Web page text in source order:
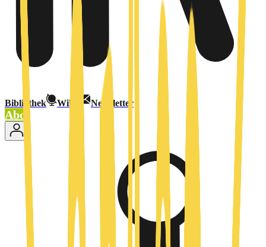
Bibliothek Wiki Newsletter
Abo